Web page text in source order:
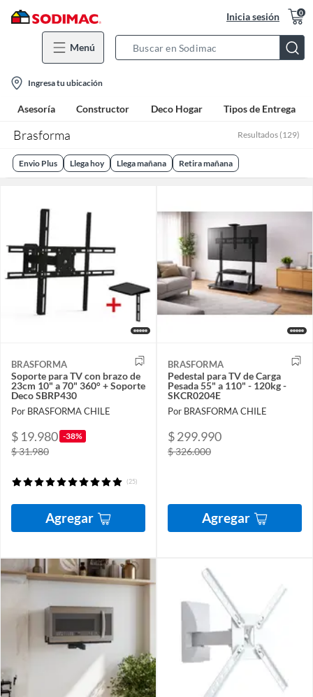
Inicia sesión 0
Menú
Bar
location-
icon
Ingresa tu ubicación
Asesoría Constructor Deco Hogar Tipos de Entrega
Brasforma Resultados (129)
Envio Plus Llega hoy Llega mañana Retira mañana
BRASFORMA
Soporte para TV con brazo de
23cm 10" a 70" 360° + Soporte
Deco SBRP430
Por BRASFORMA CHILE
$ 19.980 -38%
$ 31.980
(25)
Agregar
BRASFORMA
Pedestal para TV de Carga
Pesada 55" a 110" - 120kg -
SKCR0204E
Por BRASFORMA CHILE
$ 299.990
$ 326.000
Agregar